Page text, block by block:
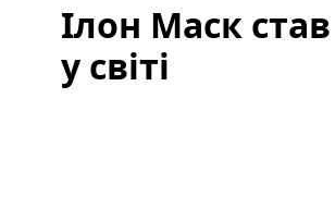
Ілон Маск
у світі